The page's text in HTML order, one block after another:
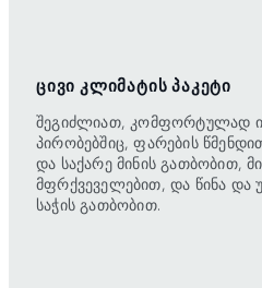
ᲪᲘᲕᲘ ᲙᲚᲘᲛᲐᲢᲘᲡ ᲞᲐᲙᲔᲢᲘ
შეგიძლიათ, კომფორტულად
პირობებშიც, ფარების
და საქარე მინის გათბობით,
მფრქვეველებით, და წინა და
საჭის გათბობით.